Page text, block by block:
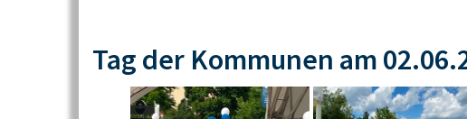
Tag der Kommunen am